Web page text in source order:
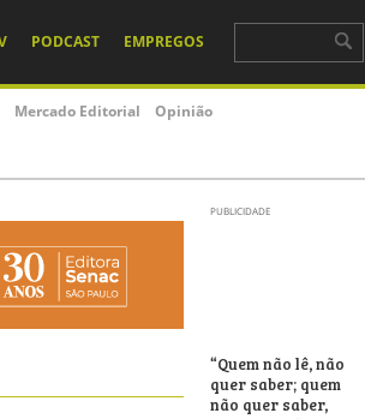
PODCAST EMPREGOS
Mercado Editorial Opinião
PUBLICIDADE
“Quem não lê, não
quer saber; quem
não quer saber,